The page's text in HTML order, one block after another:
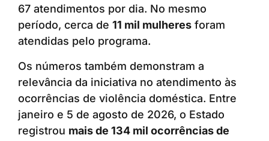
67 atendimentos por dia. No mesmo
período, cerca de 11 mil mulheres foram
atendidas pelo programa.
Os números também demonstram a
relevância da iniciativa no atendimento às
ocorrências de violência doméstica. Entre
janeiro e 5 de agosto de 2026, o Estado
registrou mais de 134 mil ocorrências de